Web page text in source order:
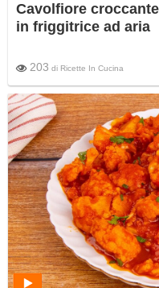
Cavolfiore
in friggitrice ad aria
203 di Ricette In Cucina